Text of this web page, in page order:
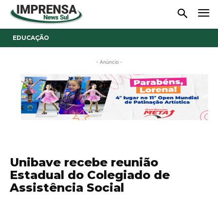
EDUCAÇÃO
- Anúncio -
Unibave recebe reunião
Estadual do Colegiado de
Assistência Social